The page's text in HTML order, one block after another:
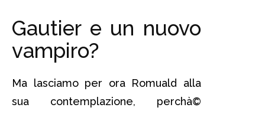
Gautier e un nuovo
vampiro?
Ma lasciamo per ora Romuald alla
sua contemplazione, perchà©